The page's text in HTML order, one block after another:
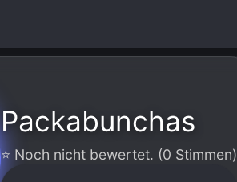
Packabunchas
⭐ Noch nicht bewertet. (0 Stimmen)